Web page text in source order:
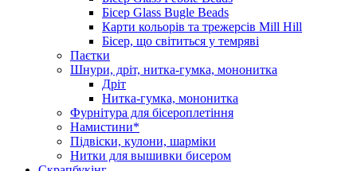
Бісер Glass Bugle Beads
Карти кольорів та трежерсів Mill Hill
Бісер, що світиться у темряві
Паєтки
Шнури, дріт, нитка-гумка, мононитка
Дріт
Нитка-гумка, мононитка
Фурнітура для бісероплетіння
Намистини*
Підвіски, кулони, шарміки
Нитки для вышивки бисером